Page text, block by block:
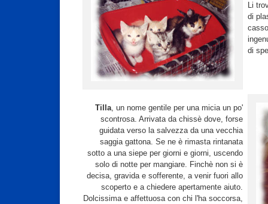
Li
di
di
Tilla, un nome gentile per una micia un po'
scontrosa. Arrivata da chissè dove, forse
guidata verso la salvezza da una vecchia
saggia gattona. Se ne è rimasta rintanata
sotto a una siepe per giorni e giorni, uscendo
solo di notte per mangiare. Finchè non si è
decisa, gravida e sofferente, a venir fuori allo
scoperto e a chiedere apertamente aiuto.
Dolcissima e affettuosa con chi l'ha soccorsa,